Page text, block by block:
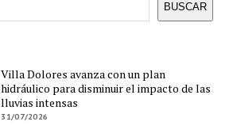
BUSCAR
Villa Dolores avanza con un plan
hidráulico para disminuir el impacto de las
lluvias intensas
31/07/2026